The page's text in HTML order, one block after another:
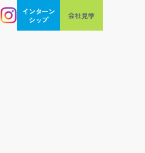
インターン
シップ
会社見学